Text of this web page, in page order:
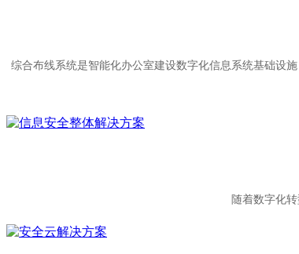
综合布线系统是智能化办公室建设数字化信息系统基础设
随着数字化